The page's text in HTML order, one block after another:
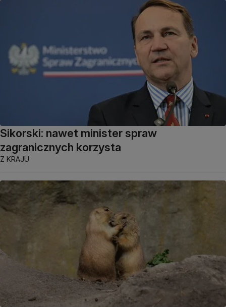
Sikorski: nawet minister spraw
zagranicznych korzysta
Z KRAJU